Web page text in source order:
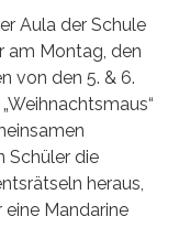
Aula der Schule
am Montag, den
von den 5. & 6.
Schüler die
heraus,
Mandarine